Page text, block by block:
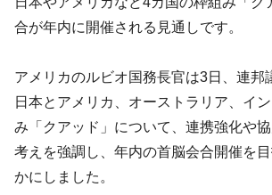
合が年内に開催される見通しです。
アメリカのルビオ国務長官は3日、連邦
日本とアメリカ、オーストラリア、イ
み「クアッド」について、連携強化や
考えを強調し、年内の首脳会合開催を
かにしました。